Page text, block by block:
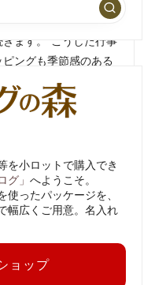
。お月見、七五三、紅
ます。 こうした行事
ングも季節感のある
っと残る仕上がり
を小ロットで購入でき
グ」 へようこそ。
ったパッケージを、
幅広くご用意。名入れ
ョップ